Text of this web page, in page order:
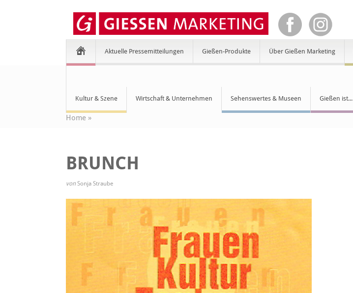
Aktuelle Pressemitteilungen Gießen-Produkte Über Gießen Marketing
Kultur & Szene Wirtschaft & Unternehmen Sehenswertes & Museen Gießen ist...
Home »
BRUNCH
vonSonja Straube